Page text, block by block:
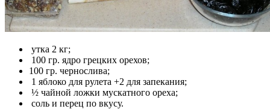
утка 2 кг;
100 гр. ядро грецких орехов;
100 гр. чернослива;
1 яблоко для рулета +2 для запекания;
½ чайной ложки мускатного ореха;
соль и перец по вкусу.